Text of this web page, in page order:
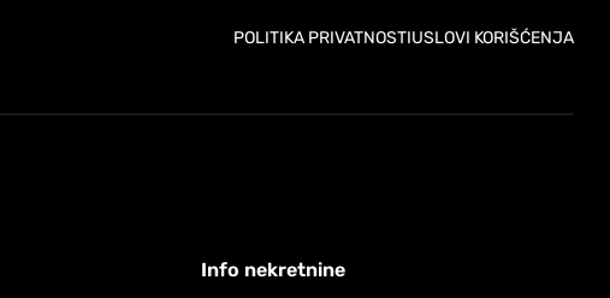
POLITIKA PRIVATNOSTIUSLOVI KORIŠĆENJA
Info nekretnine